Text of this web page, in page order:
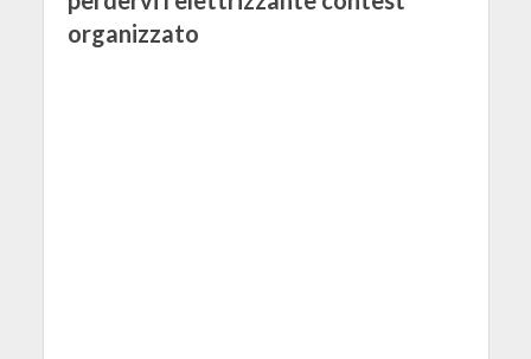
organizzato